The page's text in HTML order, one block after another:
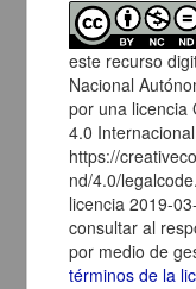
La Sombra de Arteaga
1924-12-20
este recurso
Nacional
por una licencia
4.0
https://
nd/4.0/
licencia 2019-
consultar al
por medio de
términos de la